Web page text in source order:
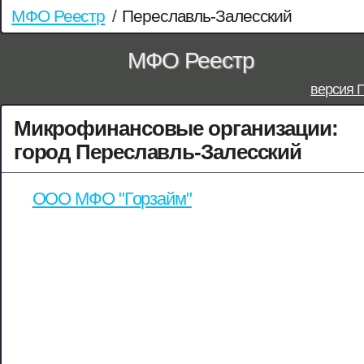
МФО Реестр / Переславль-Залесский
МФО Реестр
версия
Микрофинансовые организации:
город Переславль-Залесский
ООО МФО "Горзайм"